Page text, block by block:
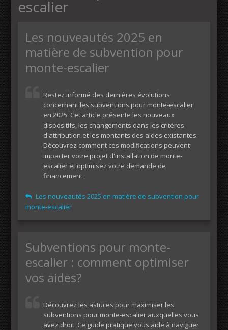
escalier
Les nouveautés 2025 en
matière de subvention pour
monte-escalier
Restez informé des dernières évolutions
concernant les subventions pour monte-escalier
en 2025. Cet article présente les nouveaux
dispositifs, les changements dans les critères
d'attribution et les montants des aides existantes.
Découvrez comment ces modifications peuvent
impacter votre projet d'installation de monte-
escalier et optimisez votre demande de
financement.
Les nouveautés 2025 en matière de subvention pour
monte-escalier
Subventions pour monte-
escalier : comment optimiser
vos aides?
Découvrez les astuces pour maximiser les
subventions pour monte-escalier auxquelles vous
avez droit. Ce guide pratique vous aide à naviguer